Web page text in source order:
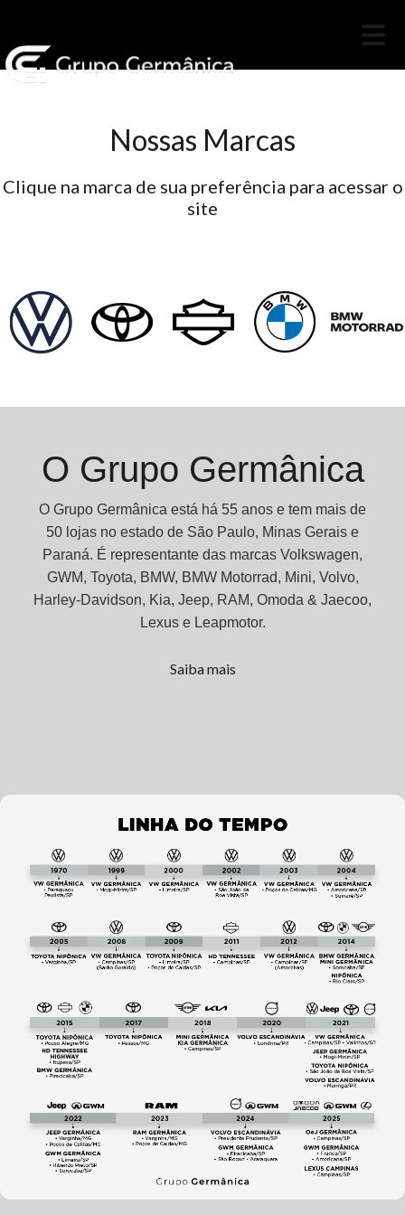
Nossas Marcas
Clique na marca de sua preferência para acessar o
site
O Grupo Germânica
O Grupo Germânica está há 55 anos e tem mais de
50 lojas no estado de São Paulo, Minas Gerais e
Paraná. É representante das marcas Volkswagen,
GWM, Toyota, BMW, BMW Motorrad, Mini, Volvo,
Harley-Davidson, Kia, Jeep, RAM, Omoda & Jaecoo,
Lexus e Leapmotor.
Saiba mais